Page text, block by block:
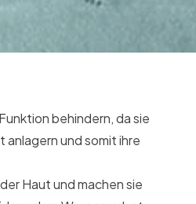
behindern, da sie
und somit ihre
Haut und machen sie